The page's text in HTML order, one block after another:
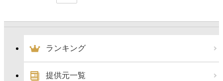
ランキング
提供元一覧